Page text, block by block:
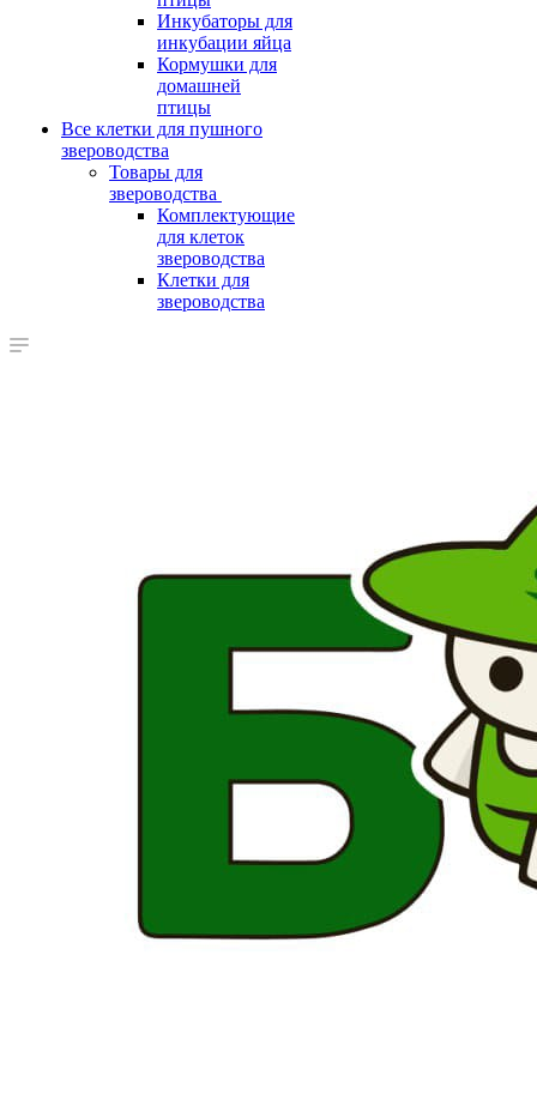
Инкубаторы для
инкубации яйца
Кормушки для
домашней
птицы
Все клетки для пушного
звероводства
Товары для
звероводства
Комплектующие
для клеток
звероводства
Клетки для
звероводства